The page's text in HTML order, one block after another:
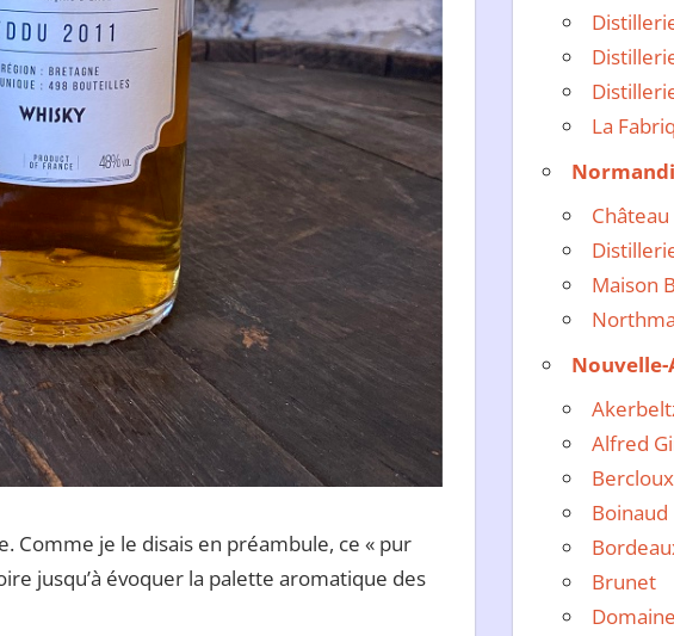
Comme je le disais en préambule, ce « pur
jusqu’à évoquer la palette aromatique des
La
Maison
Alfred
Bercloux
Boinaud
Brunet